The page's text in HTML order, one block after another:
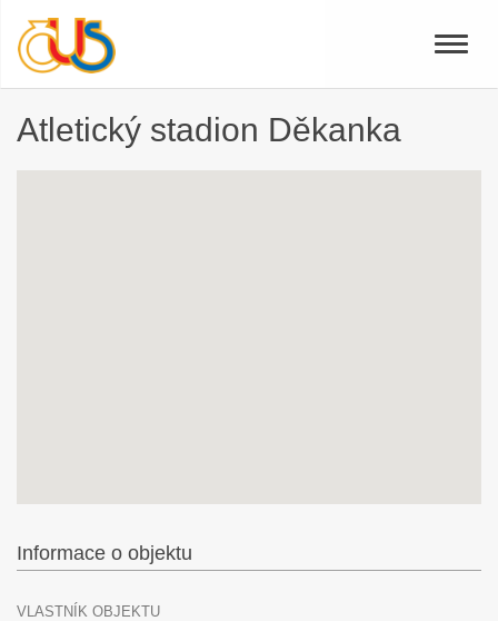
Toggle
Atletický stadion Děkanka
Informace o objektu
VLASTNÍK OBJEKTU